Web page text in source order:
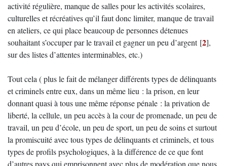
activité régulière, manque de salles pour les activités scolaires,
culturelles et récréatives qu’il faut donc limiter, manque de travail
en ateliers, ce qui place beaucoup de personnes détenues
souhaitant s’occuper par le travail et gagner un peu d’argent[2],
sur des listes d’attentes interminables, etc.)
Tout cela ( plus le fait de mélanger différents types de délinquants
et criminels entre eux, dans un même lieu : la prison, en leur
donnant quasi à tous une même réponse pénale : la privation de
liberté, la cellule, un peu accès à la cour de promenade, un peu de
travail, un peu d’école, un peu de sport, un peu de soins et surtout
la promiscuité avec tous types de délinquants et criminels, et tous
types de profils psychologiques, à la différence de ce que font
d’autres pays qui emprisonnent avec plus de modération que nous